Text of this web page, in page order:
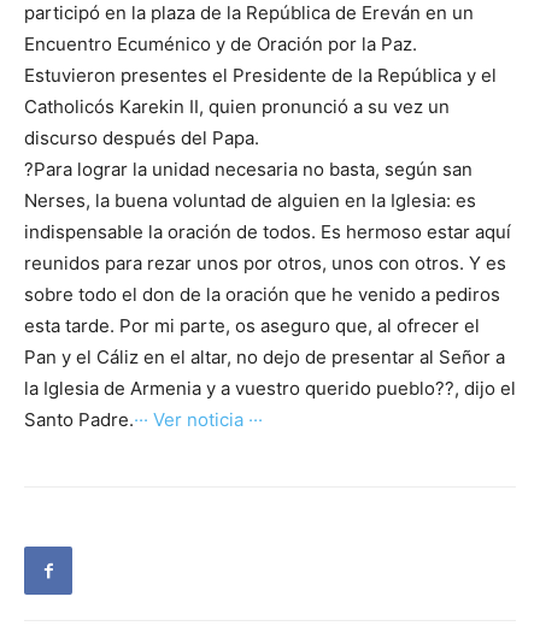
participó en la plaza de la República de Ereván en un
Encuentro Ecuménico y de Oración por la Paz.
Estuvieron presentes el Presidente de la República y el
Catholicós Karekin II, quien pronunció a su vez un
discurso después del Papa.
?Para lograr la unidad necesaria no basta, según san
Nerses, la buena voluntad de alguien en la Iglesia: es
indispensable la oración de todos. Es hermoso estar aquí
reunidos para rezar unos por otros, unos con otros. Y es
sobre todo el don de la oración que he venido a pediros
esta tarde. Por mi parte, os aseguro que, al ofrecer el
Pan y el Cáliz en el altar, no dejo de presentar al Señor a
la Iglesia de Armenia y a vuestro querido pueblo??, dijo el
Santo Padre.··· Ver noticia ···